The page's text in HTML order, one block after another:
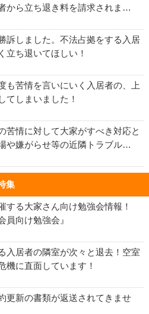
から立ち退き料を請求されま…
訴しました。不法占拠をする入居
立ち退いてほしい！
も苦情を言いにいく入居者の、上
てしまいました！
苦情に対して大家がすべき対応と
や嫌がらせ等の近隣トラブル…
集
する大家さん向け勉強会情報！
員向け勉強会』
入居者の隣室が次々と退去！空室
機に直面しています！
更新の書類が返送されてきませ